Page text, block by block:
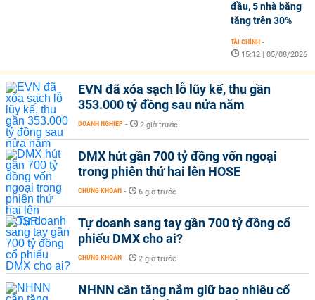
đầu, 5 nhà băng
tăng trên 30%
TÀI CHÍNH -
15:12 | 05/08/2026
EVN đã xóa sạch lỗ lũy kế, thu gần
353.000 tỷ đồng sau nửa năm
DOANH NGHIỆP - 2 giờ trước
DMX hút gần 700 tỷ đồng vốn ngoại
trong phiên thứ hai lên HOSE
CHỨNG KHOÁN - 6 giờ trước
Tự doanh sang tay gần 700 tỷ đồng cổ
phiếu DMX cho ai?
CHỨNG KHOÁN - 2 giờ trước
NHNN cần tăng nắm giữ bao nhiêu cổ